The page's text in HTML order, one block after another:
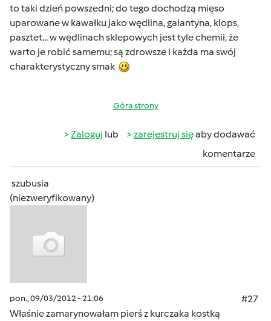
to taki dzień powszedni; do tego dochodzą mięso
uparowane w kawałku jako wędlina, galantyna, klops,
pasztet... w wędlinach sklepowych jest tyle chemii, że
warto je robić samemu; są zdrowsze i każda ma swój
charakterystyczny smak
Góra strony
Zaloguj lub zarejestruj sięaby dodawać
komentarze
szubusia
(niezweryfikowany)
pon., 09/03/2012 - 21:06
#27
Właśnie zamarynowałam pierś z kurczaka kostką